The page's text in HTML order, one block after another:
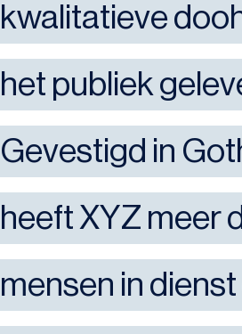
kwalitatieve
het publiek
Gevestigd in
heeft XYZ meer
mensen in